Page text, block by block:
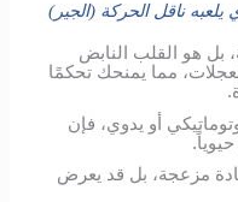
ناقل الحركة (الجير)
بل هو القلب النابض
مما يمنحك تحكمًا
أو يدوي، فإن
مزعجة، بل قد يعرض